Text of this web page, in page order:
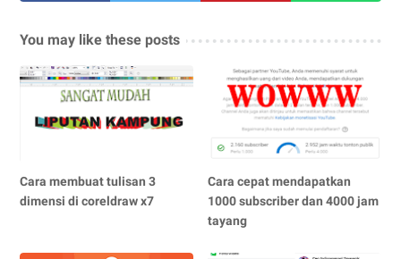
You may like these posts
Cara membuat tulisan 3
dimensi di coreldraw x7
Cara cepat mendapatkan
1000 subscriber dan 4000 jam
tayang